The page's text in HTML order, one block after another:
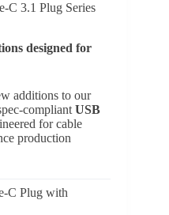
C 3.1 Plug Series
designed for
additions to our
compliant USB
for cable
production
C Plug with